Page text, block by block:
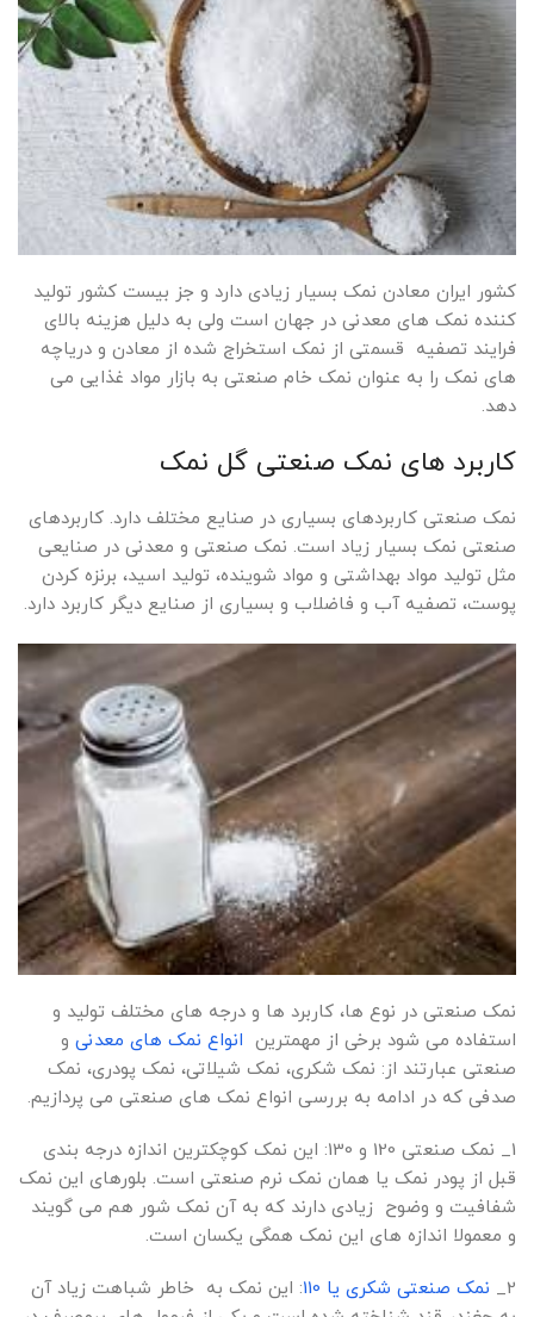
کشور ایران معادن نمک بسیار زیادی دارد و جز بیست کشور تولید
کننده نمک های معدنی در جهان است ولی به دلیل هزینه بالای
فرایند تصفیه قسمتی از نمک استخراج شده از معادن و دریاچه
های نمک را به عنوان نمک خام صنعتی به بازار مواد غذایی می
دهد.
کاربرد های نمک صنعتی گل نمک
نمک صنعتی کاربردهای بسیاری در صنایع مختلف دارد. کاربردهای
صنعتی نمک بسیار زیاد است. نمک صنعتی و معدنی در صنایعی
مثل تولید مواد بهداشتی و مواد شوینده، تولید اسید، برنزه کردن
پوست، تصفیه آب و فاضلاب و بسیاری از صنایع دیگر کاربرد دارد.
نمک صنعتی در نوع ها، کاربرد ها و درجه های مختلف تولید و
استفاده می شود برخی از مهمترین انواع نمک های معدنی و
صنعتی عبارتند از: نمک شکری، نمک شیلاتی، نمک پودری، نمک
صدفی که در ادامه به بررسی انواع نمک های صنعتی می پردازیم.
1_ نمک صنعتی 120 و 130: این نمک کوچکترین اندازه درجه بندی
قبل از پودر نمک یا همان نمک نرم صنعتی است. بلورهای این نمک
شفافیت و وضوح زیادی دارند که به آن نمک شور هم می گویند
و معمولا اندازه های این نمک همگی یکسان است.
2_ نمک صنعتی شکری یا 110
: این نمک به خاطر شباهت زیاد آن